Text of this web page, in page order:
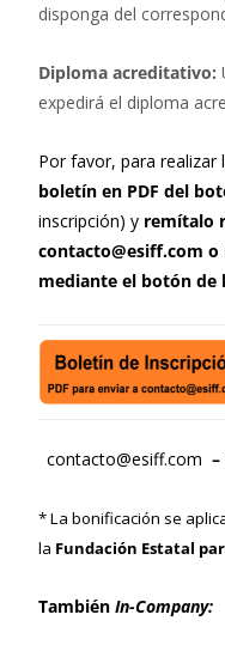
disponga del
Diploma acreditativo:
expedirá el diploma
Por favor, para realizar
boletín en PDF del
inscripción) y remítalo
contacto@esiff.com
mediante el botón de
contacto@esiff.com
* La bonificación se
la Fundación Estatal
También In-Company: